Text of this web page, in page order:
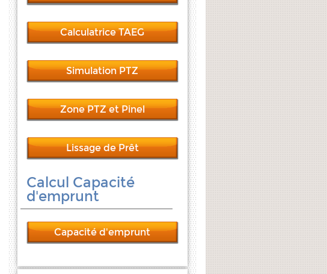
Calculatrice TAEG
Simulation PTZ
Zone PTZ et Pinel
Lissage de Prêt
Calcul Capacité
d'emprunt
Capacité d'emprunt